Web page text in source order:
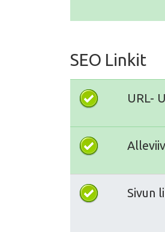
SEO Linkit
URL-
Sivun